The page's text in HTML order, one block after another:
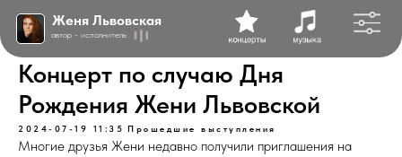
Женя Львовская
автор - исполнитель
Концерт по случаю Дня
Рождения Жени Львовской
2024-07-19 11:35 Прошедшие выступления
Многие друзья Жени недавно получили приглашения на